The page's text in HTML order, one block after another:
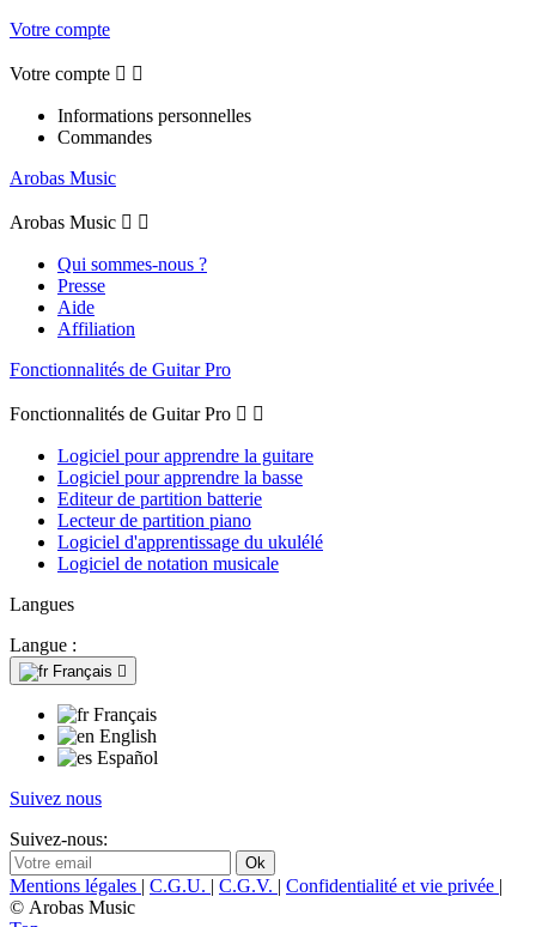
Votre compte
Votre compte  
Informations personnelles
Commandes
Arobas Music
Arobas Music  
Qui sommes-nous ?
Presse
Aide
Affiliation
Fonctionnalités de Guitar Pro
Fonctionnalités de Guitar Pro  
Logiciel pour apprendre la guitare
Logiciel pour apprendre la basse
Editeur de partition batterie
Lecteur de partition piano
Logiciel d'apprentissage du ukulélé
Logiciel de notation musicale
Langues
Langue :
Français 
Français
English
Español
Suivez nous
Suivez-nous:
Mentions légales | C.G.U. | C.G.V. | Confidentialité et vie privée |
© Arobas Music